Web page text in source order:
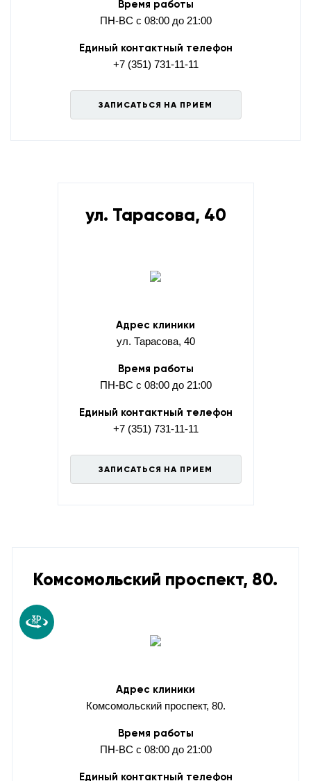
Время работы
ПН-ВС с 08:00 до 21:00
Единый контактный телефон
+7 (351) 731-11-11
ЗАПИСАТЬСЯ НА ПРИЕМ
ул. Тарасова, 40
Адрес клиники
ул. Тарасова, 40
Время работы
ПН-ВС с 08:00 до 21:00
Единый контактный телефон
+7 (351) 731-11-11
ЗАПИСАТЬСЯ НА ПРИЕМ
Комсомольский проспект, 80.
Адрес клиники
Комсомольский проспект, 80.
Время работы
ПН-ВС с 08:00 до 21:00
Единый контактный телефон